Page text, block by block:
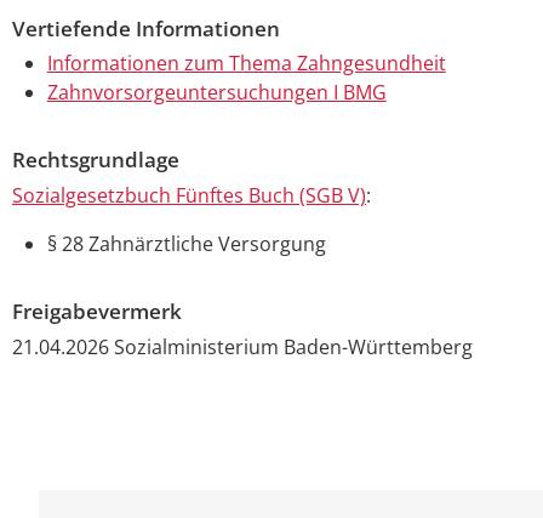
Vertiefende Informationen
Informationen zum Thema Zahngesundheit
Zahnvorsorgeuntersuchungen I BMG
Rechtsgrundlage
Sozialgesetzbuch Fünftes Buch (SGB V):
§ 28Zahnärztliche Versorgung
Freigabevermerk
21.04.2026 Sozialministerium Baden-Württemberg